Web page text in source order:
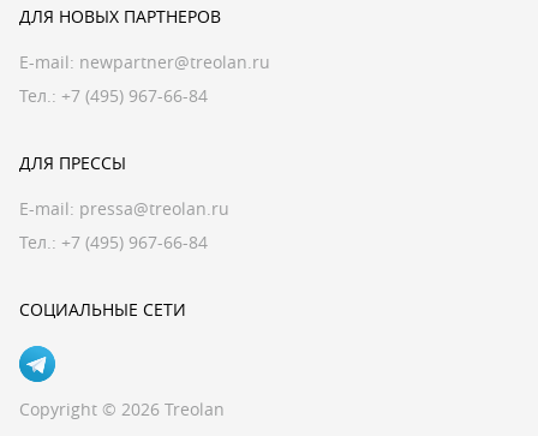
ДЛЯ НОВЫХ ПАРТНЕРОВ
E-mail: newpartner@treolan.ru
Тел.: +7 (495) 967-66-84
ДЛЯ ПРЕССЫ
E-mail: pressa@treolan.ru
Тел.: +7 (495) 967-66-84
СОЦИАЛЬНЫЕ СЕТИ
Copyright © 2026 Treolan